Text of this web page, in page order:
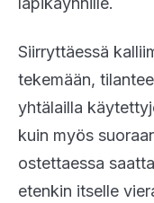
Siirryttäessä
tekemään,
yhtälailla
kuin myös
ostettaessa
etenkin itselle